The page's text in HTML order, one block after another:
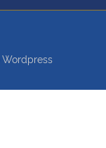
Wordpress